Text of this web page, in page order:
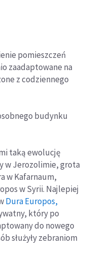
pomieszczeń
zaadaptowane na
z codziennego
budynku
taką ewolucję
w Jerozolimie, grota
w Kafarnaum,
w Syrii. Najlepiej
Dura Europos,
który po
do nowego
służyły zebraniom